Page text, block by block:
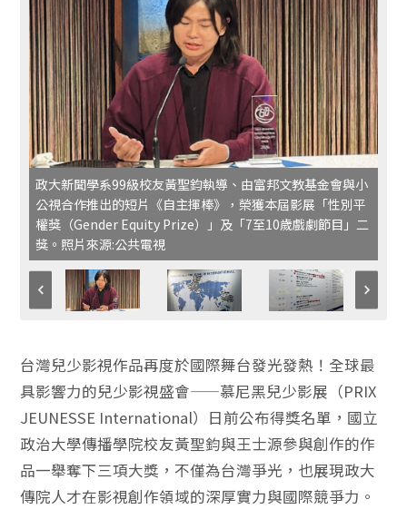
政大新聞學系99級校友黃聖鈞執導、由富邦文教基金會與小
公視合作推出的短片《自主揮棒》，榮獲本屆影展「性別平
權獎（Gender Equity Prize）」及「7至10歲戲劇節目」二
獎。照片來源:公共電視
台灣兒少影視作品再度於國際舞台發光發熱！全球最
具影響力的兒少影視盛會——慕尼黑兒少影展（PRIX
JEUNESSE International）日前公布得獎名單，國立
政治大學傳播學院校友黃聖鈞與王士源參與創作的作
品一舉奪下三項大獎，不僅為台灣爭光，也展現政大
傳院人才在影視創作領域的深厚實力與國際競爭力。